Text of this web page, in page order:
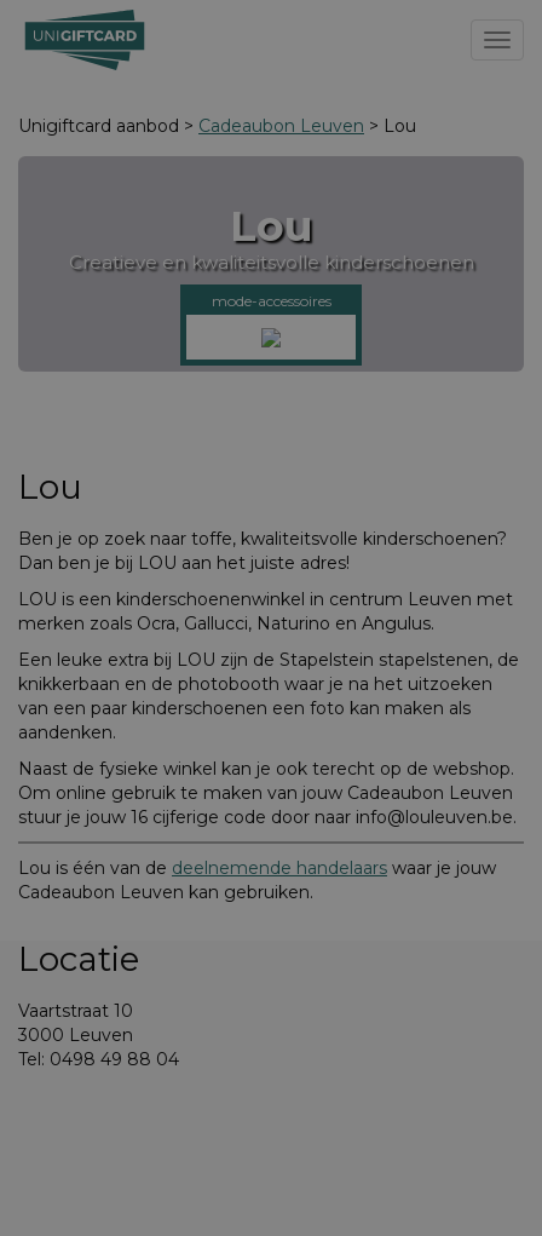
Unigiftcard aanbod > Cadeaubon Leuven > Lou
Lou
Creatieve en kwaliteitsvolle kinderschoenen
mode-accessoires
Lou
Ben je op zoek naar toffe, kwaliteitsvolle kinderschoenen?
Dan ben je bij LOU aan het juiste adres!
LOU is een kinderschoenenwinkel in centrum Leuven met
merken zoals Ocra, Gallucci, Naturino en Angulus.
Een leuke extra bij LOU zijn de Stapelstein stapelstenen, de
knikkerbaan en de photobooth waar je na het uitzoeken
van een paar kinderschoenen een foto kan maken als
aandenken.
Naast de fysieke winkel kan je ook terecht op de webshop.
Om online gebruik te maken van jouw Cadeaubon Leuven
stuur je jouw 16 cijferige code door naar info@louleuven.be.
Lou is één van de deelnemende handelaars waar je jouw
Cadeaubon Leuven kan gebruiken.
Locatie
Vaartstraat 10
3000 Leuven
Tel: 0498 49 88 04